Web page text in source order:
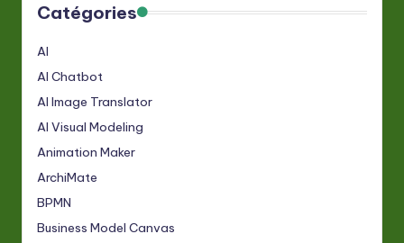
Catégories
AI
AI Chatbot
AI Image Translator
AI Visual Modeling
Animation Maker
ArchiMate
BPMN
Business Model Canvas